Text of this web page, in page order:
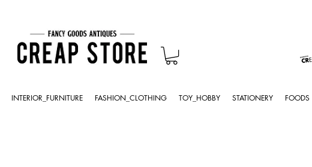
INTERIOR_FURNITURE FASHION_CLOTHING TOY_HOBBY STATIONERY FOODS